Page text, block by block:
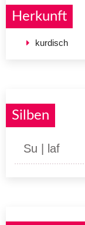
Herkunft
kurdisch
Silben
Su | laf